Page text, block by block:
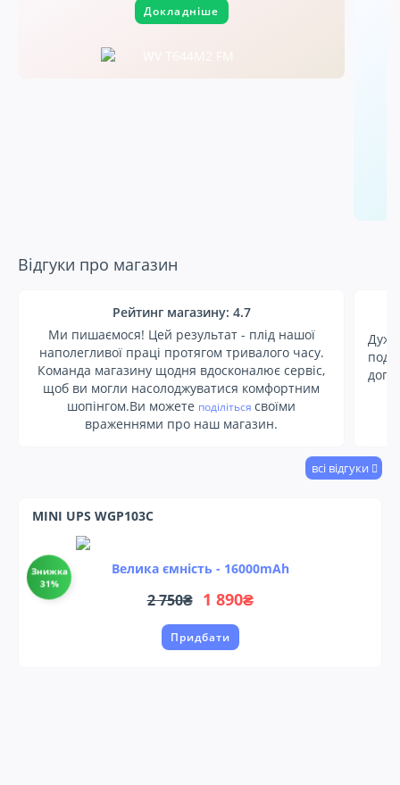
Докладніше
Відгуки про магазин
Рейтинг магазину: 4.7
Ми пишаємося! Цей результат - плід нашої
наполегливої праці протягом тривалого часу.
Команда магазину щодня вдосконалює сервіс,
щоб ви могли насолоджуватися комфортним
шопінгом.Ви можете поділітьсясвоїми
враженнями про наш магазин.
всі відгуки
MINI UPS WGP103C
Знижка
31%
Велика ємність - 16000mAh
2 750₴ 1 890₴
Придбати